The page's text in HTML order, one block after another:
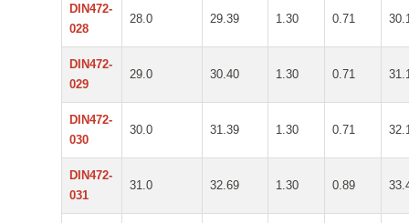
DIN472-
028
28.0 29.39 1.30 0.71
DIN472-
029
29.0 30.40 1.30 0.71
DIN472-
030
30.0 31.39 1.30 0.71
DIN472-
031
31.0 32.69 1.30 0.89